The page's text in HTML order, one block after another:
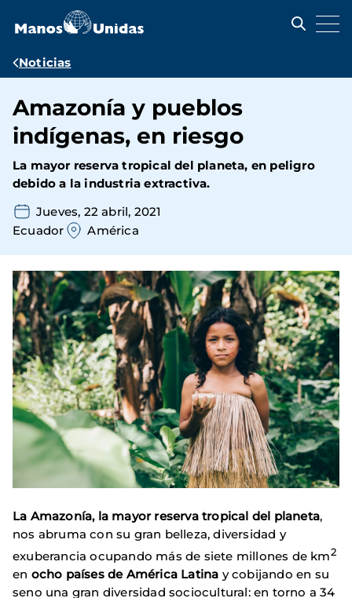
contenido
Ruta
navegación
Noticias
Amazonía y pueblos
indígenas, en riesgo
La mayor reserva tropical del planeta, en peligro
debido a la industria extractiva.
Jueves, 22 abril, 2021
Ecuador
América
La Amazonía, la mayor reserva tropical del planeta,
nos abruma con su gran belleza, diversidad y
exuberancia ocupando más de siete millones de km2
en ocho países de América Latina y cobijando en su
seno una gran diversidad sociocultural: en torno a 34